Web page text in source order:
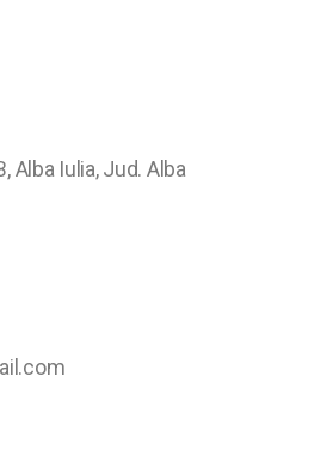
Alba Iulia, Jud. Alba